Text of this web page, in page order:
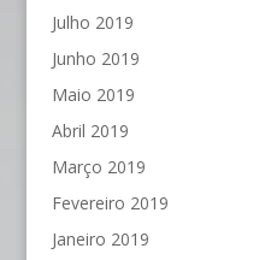
Julho 2019
Junho 2019
Maio 2019
Abril 2019
Março 2019
Fevereiro 2019
Janeiro 2019